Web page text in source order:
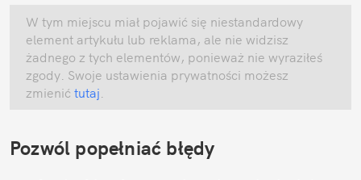
W tym miejscu miał pojawić się niestandardowy
element artykułu lub reklama, ale nie widzisz
żadnego z tych elementów, ponieważ nie wyraziłeś
zgody. Swoje ustawienia prywatności możesz
zmienić tutaj
Pozwól popełniać błędy